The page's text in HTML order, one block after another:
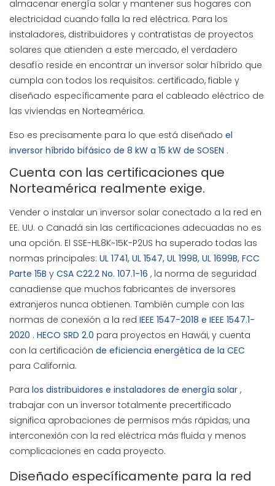
almacenar energía solar y mantener sus hogares con
electricidad cuando falla la red eléctrica. Para los
instaladores, distribuidores y contratistas de proyectos
solares que atienden a este mercado, el verdadero
desafío reside en encontrar un inversor solar híbrido que
cumpla con todos los requisitos: certificado, fiable y
diseñado específicamente para el cableado eléctrico de
las viviendas en Norteamérica.
Eso es precisamente para lo que está diseñado el
inversor híbrido bifásico de 8 kW a 15 kW de SOSEN .
Cuenta con las certificaciones que
Norteamérica realmente exige.
Vender o instalar un inversor solar conectado a la red en
EE. UU. o Canadá sin las certificaciones adecuadas no es
una opción. El SSE-HL8K~15K-P2US ha superado todas las
normas principales: UL 1741, UL 1547, UL 1998, UL 1699B, FCC
Parte 15B y CSA C22.2 No. 107.1-16 , la norma de seguridad
canadiense que muchos fabricantes de inversores
extranjeros nunca obtienen. También cumple con las
normas de conexión a la red IEEE 1547-2018 e IEEE 1547.1-
2020 . HECO SRD 2.0 para proyectos en Hawái, y cuenta
con la certificación de eficiencia energética de la CEC
para California.
Para los distribuidores e instaladores de energía solar ,
trabajar con un inversor totalmente precertificado
significa aprobaciones de permisos más rápidas, una
interconexión con la red eléctrica más fluida y menos
complicaciones en cada proyecto.
Diseñado específicamente para la red